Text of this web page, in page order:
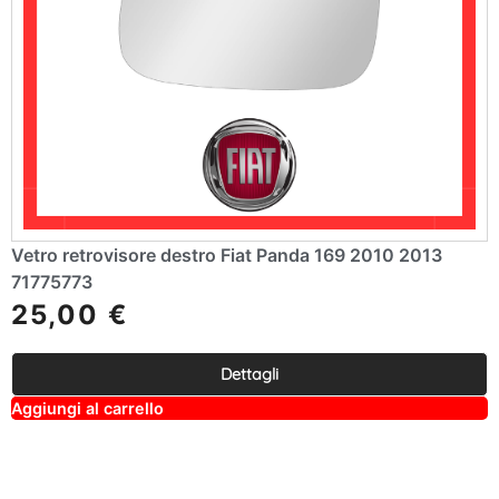
Vetro retrovisore destro Fiat Panda 169 2010 2013
71775773
25,00 €
Dettagli
Aggiungi al carrello
lt